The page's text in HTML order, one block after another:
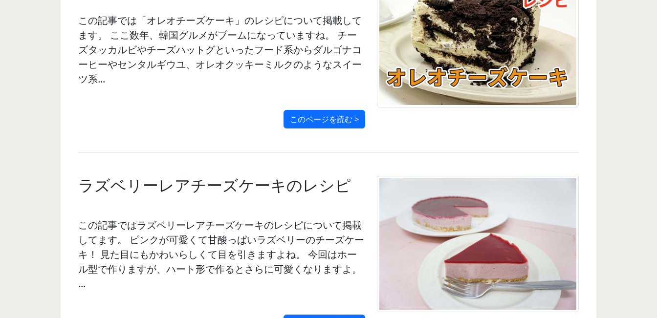
この記事では「オレオチーズケーキ」のレシピについて掲載して
ます。 ここ数年、韓国グルメがブームになっていますね。 チー
ズタッカルビやチーズハットグといったフード系からダルゴナコ
ーヒーやセンタルギウユ、オレオクッキーミルクのようなスイー
ツ系...
このページを読む >
ラズベリーレアチーズケーキのレシピ
この記事ではラズベリーレアチーズケーキのレシピについて掲載
してます。 ピンクが可愛くて甘酸っぱいラズベリーのチーズケー
キ！ 見た目にもかわいらしくて目を引きますよね。 今回はホー
ル型で作りますが、ハート形で作るとさらに可愛くなりますよ。
...